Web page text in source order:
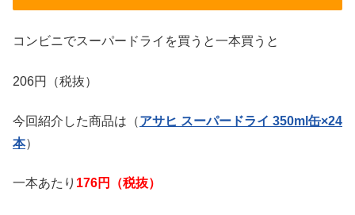
コンビニでスーパードライを買うと一本買うと
206円（税抜）
今回紹介した商品は（アサヒ スーパードライ 350ml缶×24
本）
一本あたり 176円（税抜）